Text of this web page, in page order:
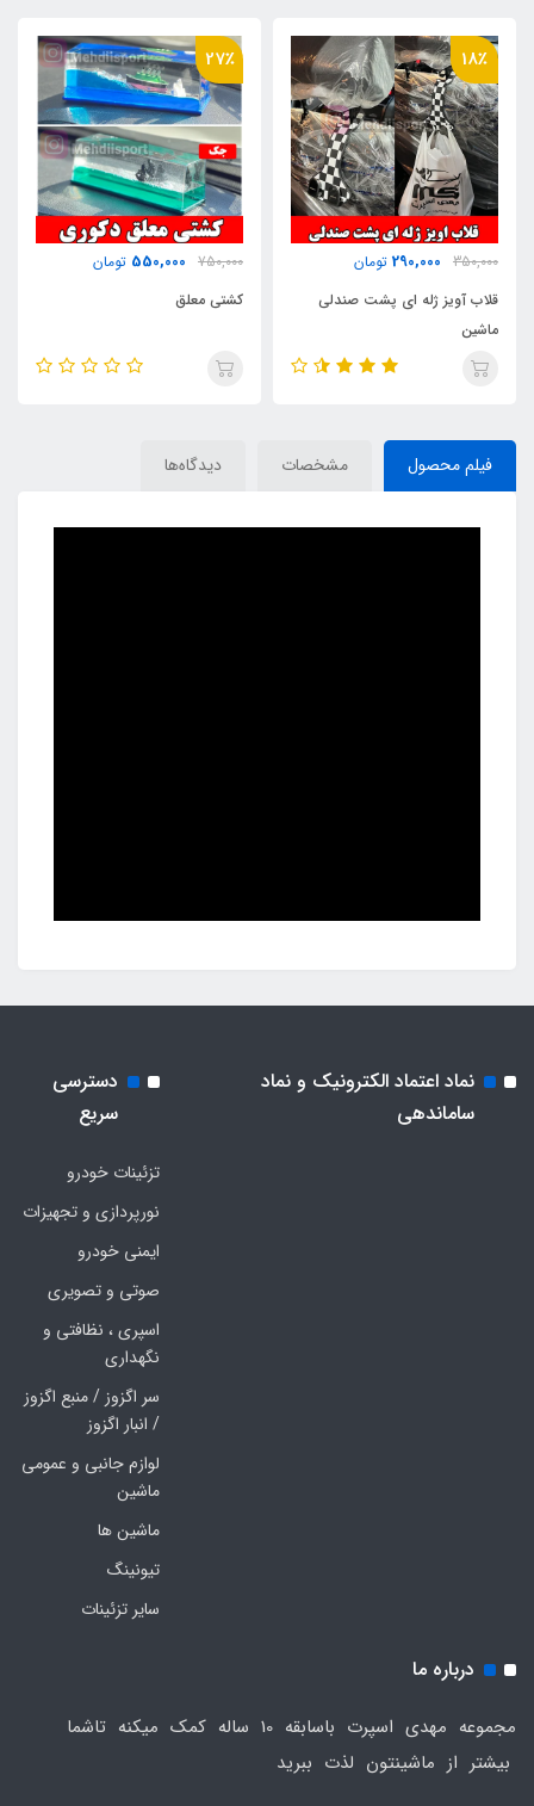
27٪
750,000
550,000 تومان
کشتی معلق
56٪
450,000
200,000 تومان
پک استیکر برچسب
فیلم محصول مشخصات دیدگاه‌ها
نماد اعتماد الکترونیک و نماد
ساماندهی
دسترسی
سریع
تزئینات خودرو
نورپردازی و تجهیزات
ایمنی خودرو
صوتی و تصویری
اسپری ، نظافتی و
نگهداری
سر اگزوز / منبع اگزوز
/ انبار اگزوز
لوازم جانبی و عمومی
ماشین
ماشین ها
تیونینگ
سایر تزئینات
درباره ما
مجموعه مهدی اسپرت باسابقه 10 ساله کمک میکنه تاشما
بیشتر از ماشینتون لذت ببرید